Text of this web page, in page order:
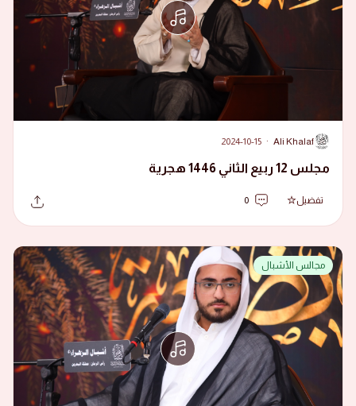
A
Ali Khalaf
·
2024-10-15
مجلس 12 ربيع الثاني 1446 هجرية
تفضيل 0
مجالس الأشبال